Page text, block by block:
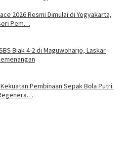
2026 Resmi Dimulai di Yogyakarta,
Pem…
Biak 4-2 di Maguwoharjo, Laskar
Pembinaan Sepak Bola Putri: